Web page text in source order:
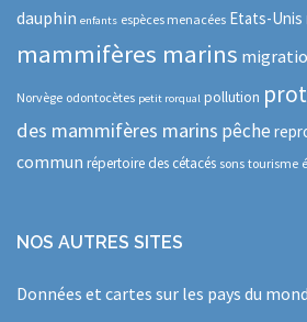
dauphin enfants espèces menacées Etats-Unis
mammifères marins
Norvège odontocètes petit rorqual pollution
des mammifères marins pêche
commun répertoire des cétacés sons tourisme
NOS AUTRES SITES
Données et cartes sur les pays du